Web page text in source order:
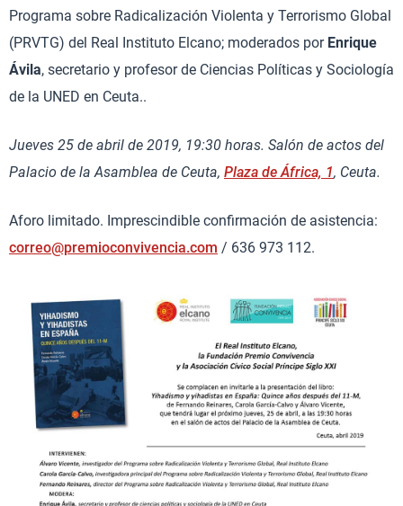
Programa sobre Radicalización Violenta y Terrorismo Global
(PRVTG) del Real Instituto Elcano; moderados por Enrique
Ávila, secretario y profesor de Ciencias Políticas y Sociología
de la UNED en Ceuta..
Jueves 25 de abril de 2019, 19:30 horas. Salón de actos del
Palacio de la Asamblea de Ceuta, Plaza de África, 1, Ceuta.
Aforo limitado. Imprescindible confirmación de asistencia:
correo@premioconvivencia.com / 636 973 112.